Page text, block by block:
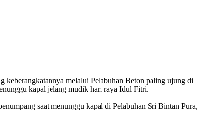
keberangkatannya melalui Pelabuhan Beton paling ujung di
kapal jelang mudik hari raya Idul Fitri.
saat menunggu kapal di Pelabuhan Sri Bintan Pura,